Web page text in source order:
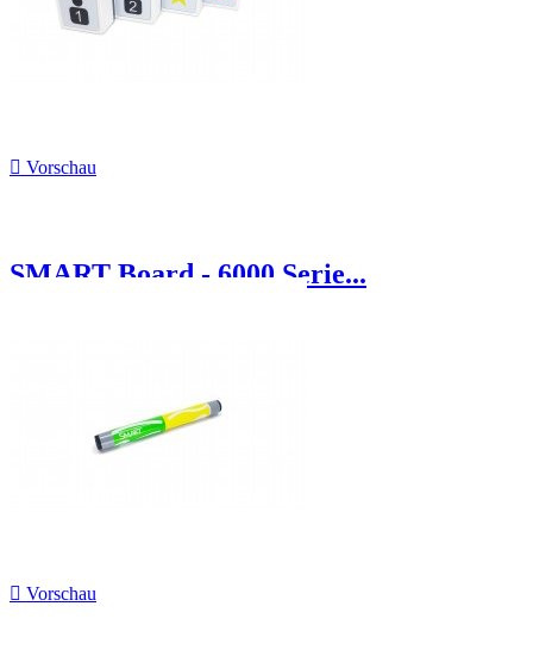
 Vorschau
SMART Board - 6000 Serie...
 Vorschau